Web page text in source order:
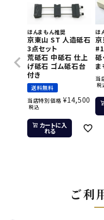
ほんまもん推奨
京東山 ST 人造砥石
3点セット
荒砥石 中砥石 仕上
げ砥石 ゴム砥石台
付き
送料無料
当店特別価格 ¥14,500
税込
カートに入
れる
ほ
砥
ま
当
税
ご利